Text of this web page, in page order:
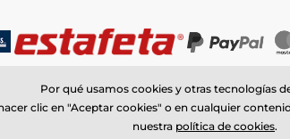
© 2026 www.trophymonster.mx ⦁ Tienda electrónica
Por qué usamos cookies y otras tecnologías
clic en "Aceptar cookies" o en cualquier
nuestra política de cookies.